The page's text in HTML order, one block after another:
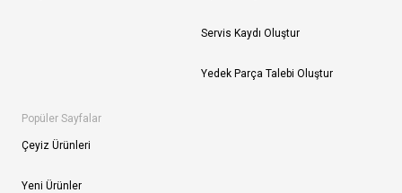
Servis Kaydı Oluştur
Yedek Parça Talebi Oluştur
Popüler Sayfalar
Çeyiz Ürünleri
Yeni Ürünler